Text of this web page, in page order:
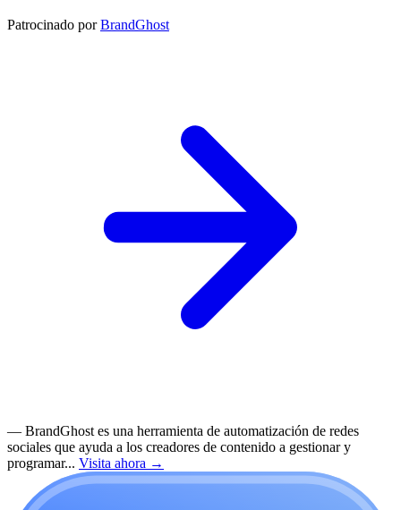
Patrocinado por BrandGhost
— BrandGhost es una herramienta de automatización de redes
sociales que ayuda a los creadores de contenido a gestionar y
programar... Visita ahora →